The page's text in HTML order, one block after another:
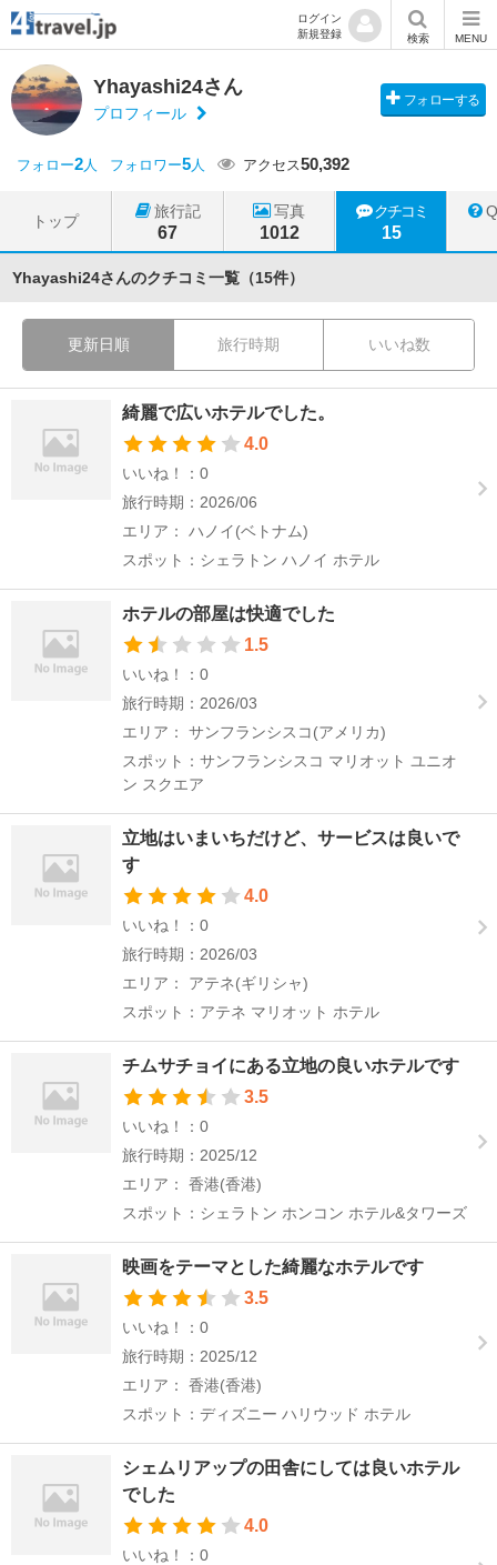
ログイン
新規登録
検索 MENU
Yhayashi24さん
プロフィール
フォローする
フォロー2人 フォロワー5人 アクセス50,392
トップ
旅行記
67
写真
1012
クチコミ
15
Yhayashi24さんのクチコミ一覧（15件）
更新日順 旅行時期 いいね数
綺麗で広いホテルでした。
4.0
いいね！：0
旅行時期：2026/06
エリア： ハノイ(ベトナム)
スポット：シェラトン ハノイ ホテル
ホテルの部屋は快適でした
1.5
いいね！：0
旅行時期：2026/03
エリア： サンフランシスコ(アメリカ)
スポット：サンフランシスコ マリオット ユニオ
ン スクエア
立地はいまいちだけど、サービスは良いで
す
4.0
いいね！：0
旅行時期：2026/03
エリア： アテネ(ギリシャ)
スポット：アテネ マリオット ホテル
チムサチョイにある立地の良いホテルです
3.5
いいね！：0
旅行時期：2025/12
エリア： 香港(香港)
スポット：シェラトン ホンコン ホテル&タワーズ
映画をテーマとした綺麗なホテルです
3.5
いいね！：0
旅行時期：2025/12
エリア： 香港(香港)
スポット：ディズニー ハリウッド ホテル
シェムリアップの田舎にしては良いホテル
でした
4.0
いいね！：0